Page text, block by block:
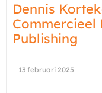
Dennis
Commercieel
Publishing
13 februari 2025